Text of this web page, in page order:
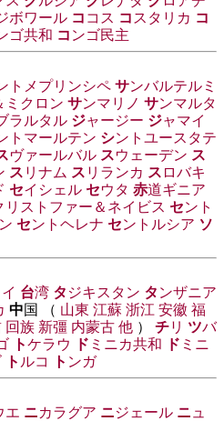
ボワール コ コス コ スタリカ コ
ゴ共和 コ ンゴ民主
トメプリンシペ サンバルテルミ
ミクロン サンマリノ サンマルタ
ラルタル ジャージー ジャマイ
トマールテン シントユースタテ
ヴァールバル スウェーデン ス
ス リナム ス リランカ ス ロバキ
セイシェル セウタ 赤道ギニア
リストファー＆ネイビス セント
セントヘレナ セントルシア ソ
イ 台湾 タ ジキスタン タ ンザニア
中国 （ 山東 江蘇 浙江 安徽 福
回族 新彊 内蒙古 他 ） チリ ツバ
トケラウ ド ミニカ共和 ド ミニ
ト ルコ ト ンガ
エ ニカラグア ニジェール ニ ュ